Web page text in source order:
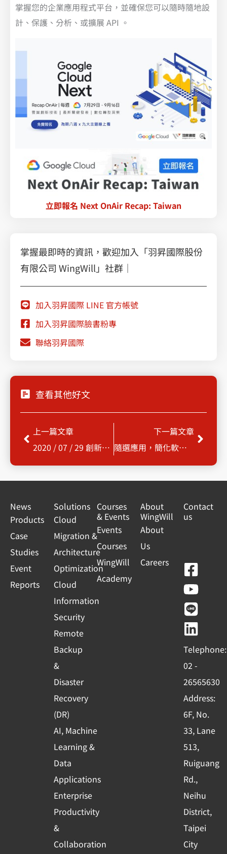
掌握您的企業應用程式平台，並確保您可以隨時隨地設
計、保護、分析、或擴展 API 。
立即報名 Next OnAir Recap: Taiwan
掌握最即時的資訊，歡迎加入「羽昇國際股份
有限公司 WingWill」社群｜
加入羽昇國際 LINE 官方帳號
加入羽昇國際臉書粉專
聯絡羽昇國際
查看其他好文
Prev上一篇文章
2020 / 07 / 29 創新應用服務，打破既有IT框架，多雲時代即將來臨
下一篇文章
隨選應用，簡化軟體部署維護，提高MIS部門效率！
Next
News
Products
Case
Studies
Event
Reports
Solutions
Cloud
Migration &
Architecture
Optimization
Cloud
Information
Security
Remote
Backup
&
Disaster
Recovery
(DR)
AI, Machine
Learning &
Data
Applications
Enterprise
Productivity
&
Collaboration
Courses
& Events
Events
Courses
WingWill
Academy
About
WingWill
About
Us
Careers
Contact
us
F
a
c
e
b
o
o
k
-
s
q
u
a
r
e
Y
o
u
t
u
b
e
L
i
n
e
L
i
n
k
e
d
i
n
Telephone:
02 -
26565630
Address:
6F, No.
33, Lane
513,
Ruiguang
Rd.,
Neihu
District,
Taipei
City